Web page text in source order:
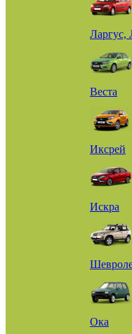
Ларгус,
Веста
Иксрей
Искра
Ока